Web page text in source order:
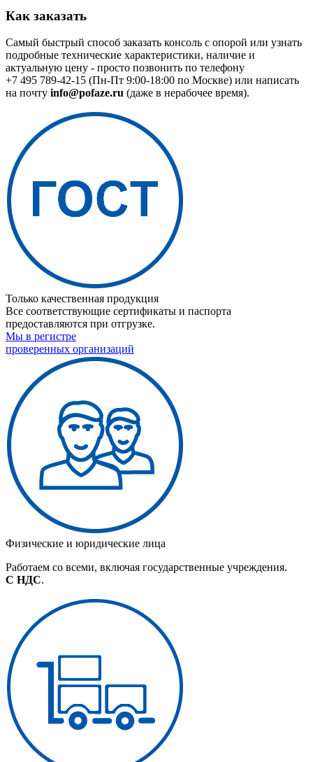
Как заказать
Самый быстрый способ заказать консоль с опорой или узнать
подробные технические характеристики, наличие и
актуальную цену - просто позвонить по телефону
+7 495 789-42-15 (Пн-Пт 9:00-18:00 по Москве) или написать
на почту info@pofaze.ru (даже в нерабочее время).
Только качественная продукция
Все соответствующие сертификаты и паспорта
предоставляются при отгрузке.
Мы в регистре
проверенных организаций
Физические и юридические лица
Работаем со всеми, включая государственные учреждения.
С НДС.